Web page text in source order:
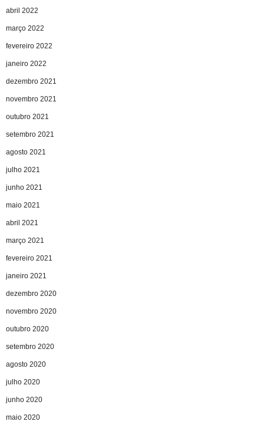
abril 2022
março 2022
fevereiro 2022
janeiro 2022
dezembro 2021
novembro 2021
outubro 2021
setembro 2021
agosto 2021
julho 2021
junho 2021
maio 2021
abril 2021
março 2021
fevereiro 2021
janeiro 2021
dezembro 2020
novembro 2020
outubro 2020
setembro 2020
agosto 2020
julho 2020
junho 2020
maio 2020